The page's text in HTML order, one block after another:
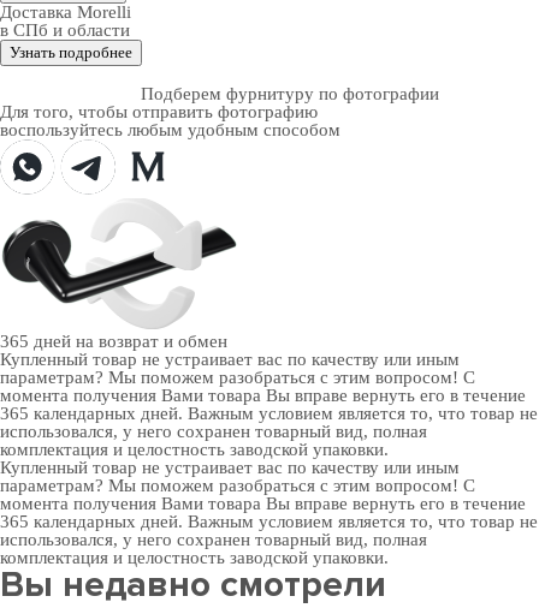
Доставка Morelli
в СПб и области
Узнать подробнее
Подберем фурнитуру по фотографии
Для того, чтобы отправить фотографию
воспользуйтесь любым удобным способом
365 дней на возврат и обмен
Купленный товар не устраивает вас по качеству или иным
параметрам? Мы поможем разобраться с этим вопросом! С
момента получения Вами товара Вы вправе вернуть его в течение
365 календарных дней. Важным условием является то, что товар не
использовался, у него сохранен товарный вид, полная
комплектация и целостность заводской упаковки.
Купленный товар не устраивает вас по качеству или иным
параметрам? Мы поможем разобраться с этим вопросом! С
момента получения Вами товара Вы вправе вернуть его в течение
365 календарных дней. Важным условием является то, что товар не
использовался, у него сохранен товарный вид, полная
комплектация и целостность заводской упаковки.
Вы недавно смотрели